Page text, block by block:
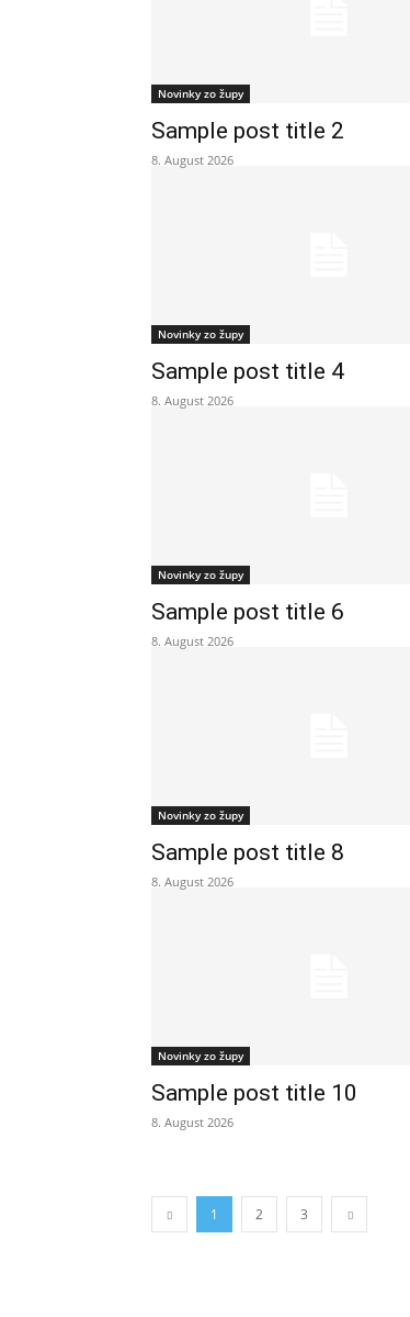
Novinky zo župy
Sample post title 2
8. August 2026
Novinky zo župy
Sample post title 4
8. August 2026
Novinky zo župy
Sample post title 6
8. August 2026
Novinky zo župy
Sample post title 8
8. August 2026
Novinky zo župy
Sample post title 10
8. August 2026
1 2 3